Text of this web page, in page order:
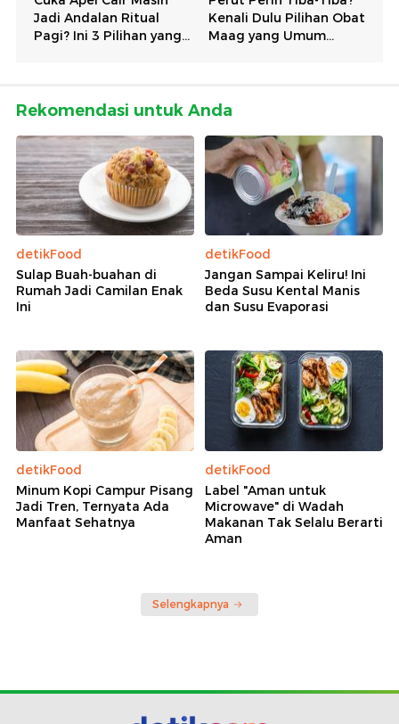
Rekomendasi untuk Anda
detikFood
Sulap Buah-buahan di
Rumah Jadi Camilan Enak
Ini
detikFood
Jangan Sampai Keliru! Ini
Beda Susu Kental Manis
dan Susu Evaporasi
detikFood
Minum Kopi Campur Pisang
Jadi Tren, Ternyata Ada
Manfaat Sehatnya
detikFood
Label "Aman untuk
Microwave" di Wadah
Makanan Tak Selalu Berarti
Aman
Selengkapnya